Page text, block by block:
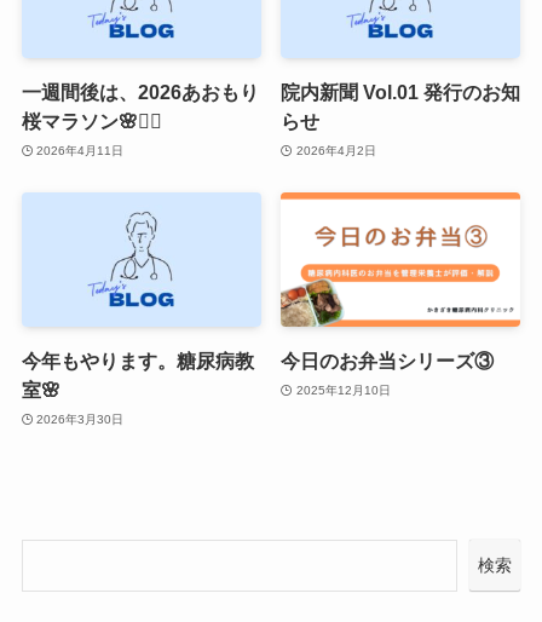
一週間後は、2026あおもり
桜マラソン🌸🏃‍♂️
2026年4月11日
院内新聞 Vol.01 発行のお知
らせ
2026年4月2日
今年もやります。糖尿病教
室🌸
2026年3月30日
今日のお弁当シリーズ③
2025年12月10日
検索